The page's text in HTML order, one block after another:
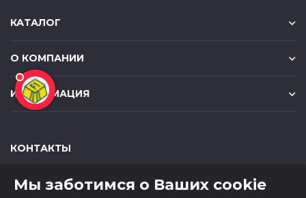
КАТАЛОГ
О КОМПАНИИ
ИНФОРМАЦИЯ
КОНТАКТЫ
650000 ,г. Кемерово,ул. Мичурина, д.13
Мы заботимся о Ваших cookie